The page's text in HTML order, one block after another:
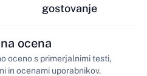
gostovanje
ocena
oceno s primerjalnimi testi,
in ocenami uporabnikov.